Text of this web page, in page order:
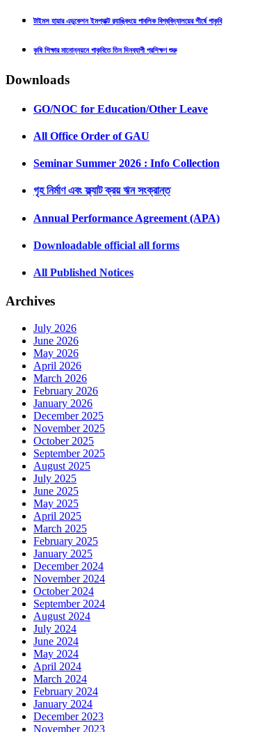
টাইমস হায়ার এডুকেশন ইমপ্যাক্ট র‍্যাঙ্কিংয়ে পাবলিক বিশ্ববিদ্যালয়ের শীর্ষে গাকৃবি
কৃষি শিক্ষার মানোন্নয়নে গাকৃবিতে তিন দিনব্যাপী প্রশিক্ষণ শুরু
Downloads
GO/NOC for Education/Other Leave
All Office Order of GAU
Seminar Summer 2026 : Info Collection
গৃহ নির্মাণ এবং ফ্ল্যাট ক্রয় ঋন সংক্রান্ত
Annual Performance Agreement (APA)
Downloadable official all forms
All Published Notices
Archives
July 2026
June 2026
May 2026
April 2026
March 2026
February 2026
January 2026
December 2025
November 2025
October 2025
September 2025
August 2025
July 2025
June 2025
May 2025
April 2025
March 2025
February 2025
January 2025
December 2024
November 2024
October 2024
September 2024
August 2024
July 2024
June 2024
May 2024
April 2024
March 2024
February 2024
January 2024
December 2023
November 2023